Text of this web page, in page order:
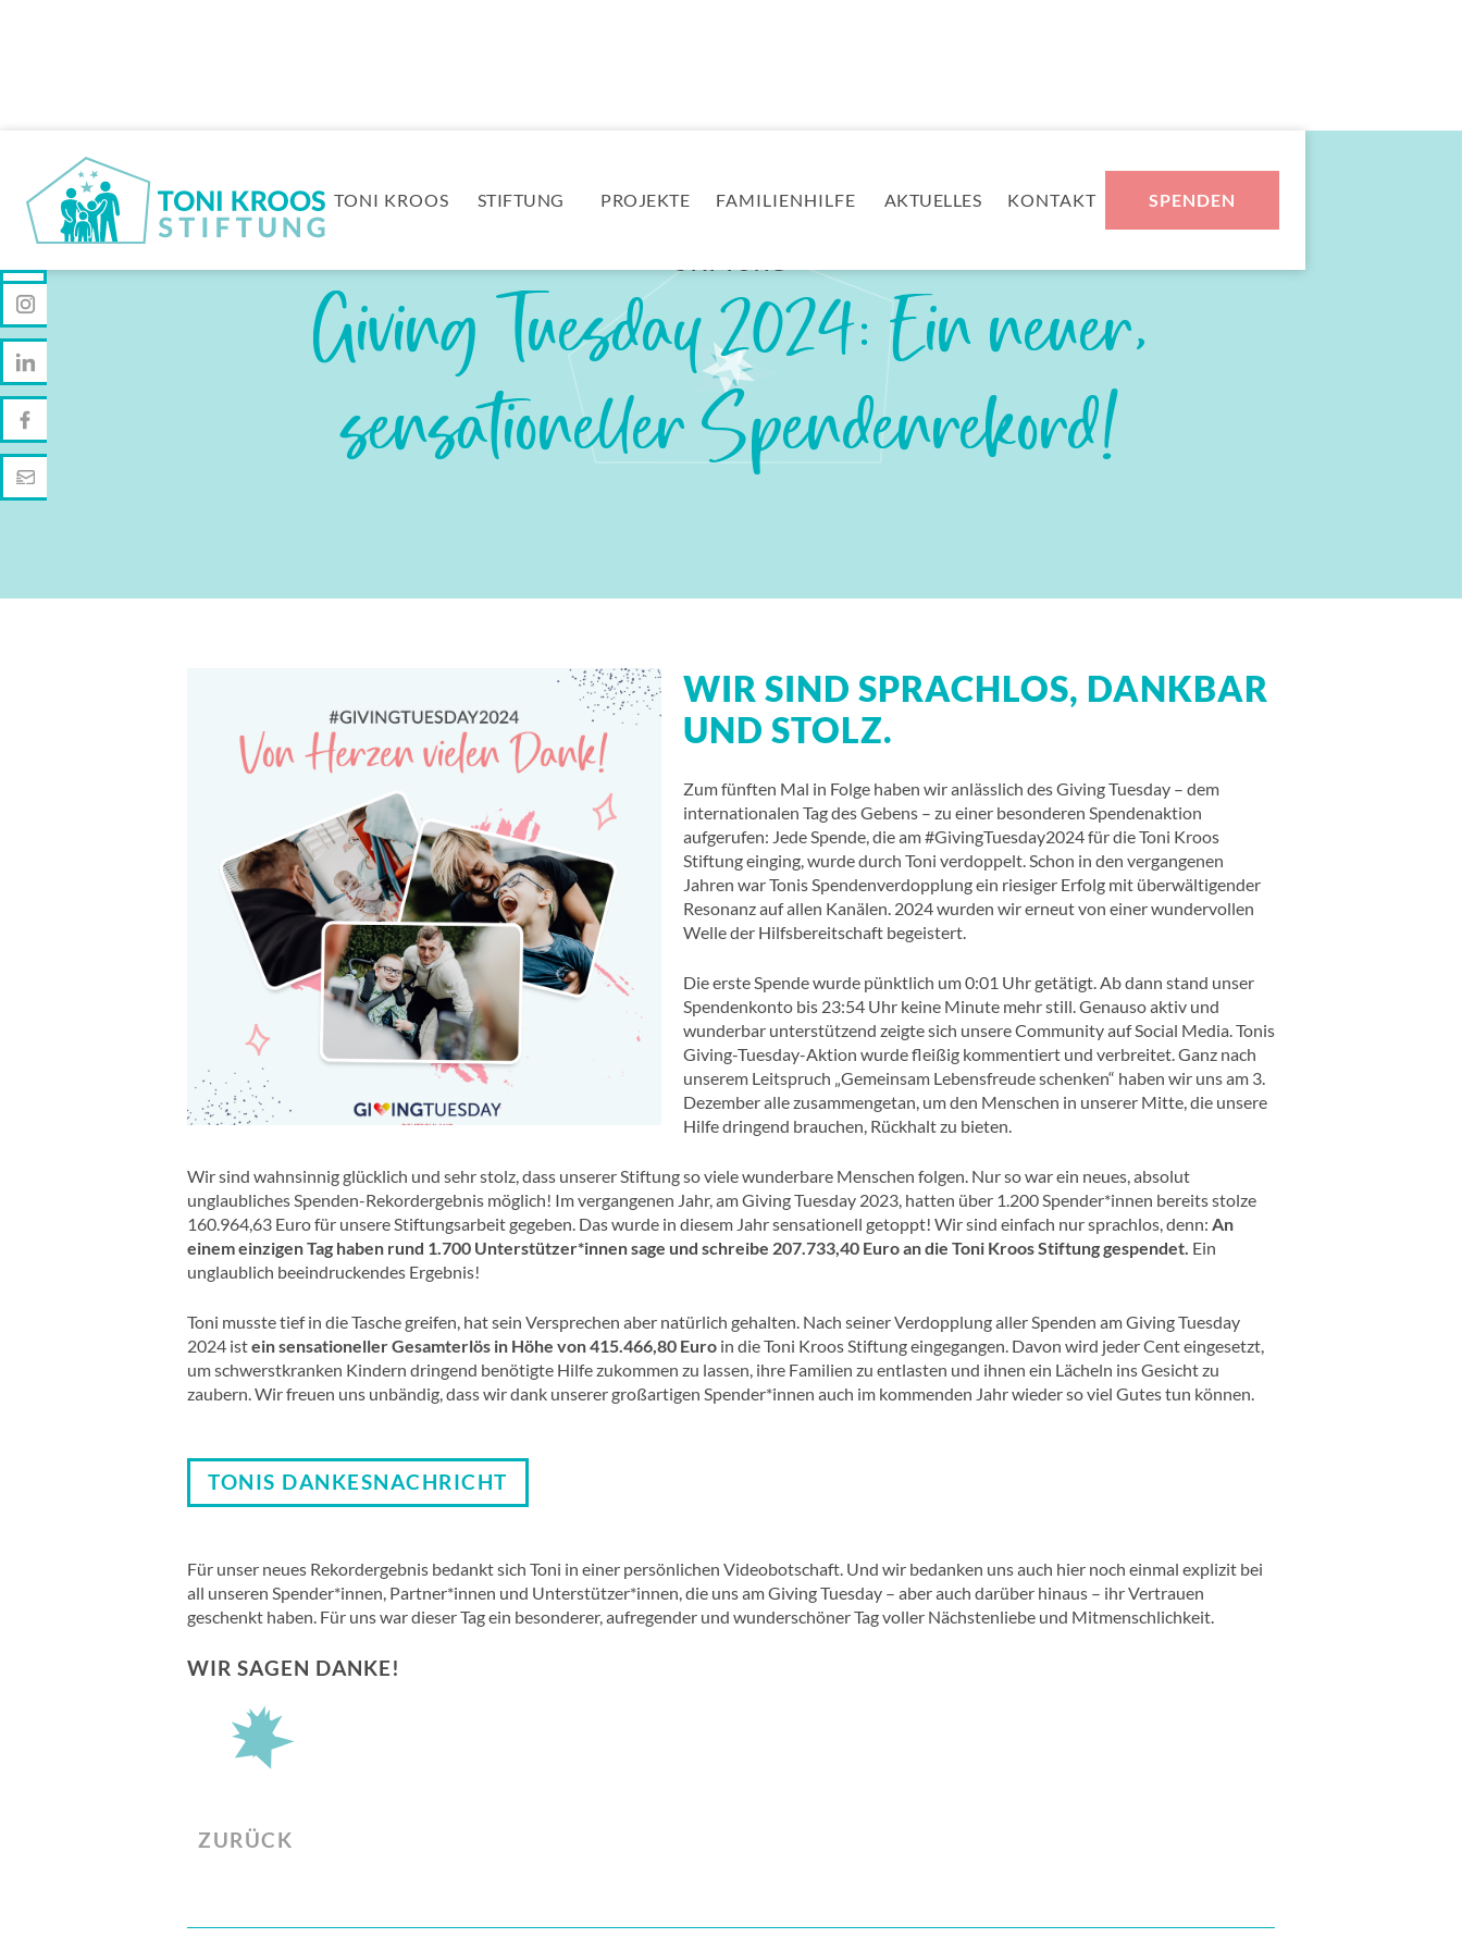
TONI KROOS STIFTUNG PROJEKTE FAMILIENHILFE AKTUELLES KONTAKT SPENDEN
Giving Tuesday 2024: Ein neuer,
sensationeller Spendenrekord!
WIR SIND SPRACHLOS, DANKBAR
UND STOLZ.
Zum fünften Mal in Folge haben wir anlässlich des Giving Tuesday – dem
internationalen Tag des Gebens – zu einer besonderen Spendenaktion
aufgerufen: Jede Spende, die am #GivingTuesday2024 für die Toni Kroos
Stiftung einging, wurde durch Toni verdoppelt. Schon in den vergangenen
Jahren war Tonis Spendenverdopplung ein riesiger Erfolg mit überwältigender
Resonanz auf allen Kanälen. 2024 wurden wir erneut von einer wundervollen
Welle der Hilfsbereitschaft begeistert.
Die erste Spende wurde pünktlich um 0:01 Uhr getätigt. Ab dann stand unser
Spendenkonto bis 23:54 Uhr keine Minute mehr still. Genauso aktiv und
wunderbar unterstützend zeigte sich unsere Community auf Social Media. Tonis
Giving-Tuesday-Aktion wurde fleißig kommentiert und verbreitet. Ganz nach
unserem Leitspruch „Gemeinsam Lebensfreude schenken“ haben wir uns am 3.
Dezember alle zusammengetan, um den Menschen in unserer Mitte, die unsere
Hilfe dringend brauchen, Rückhalt zu bieten.
Wir sind wahnsinnig glücklich und sehr stolz, dass unserer Stiftung so viele wunderbare Menschen folgen. Nur so war ein neues, absolut
unglaubliches Spenden-Rekordergebnis möglich! Im vergangenen Jahr, am Giving Tuesday 2023, hatten über 1.200 Spender*innen bereits stolze
160.964,63 Euro für unsere Stiftungsarbeit gegeben. Das wurde in diesem Jahr sensationell getoppt! Wir sind einfach nur sprachlos, denn: An
einem einzigen Tag haben rund 1.700 Unterstützer*innen sage und schreibe 207.733,40 Euro an die Toni Kroos Stiftung gespendet. Ein
unglaublich beeindruckendes Ergebnis!
Toni musste tief in die Tasche greifen, hat sein Versprechen aber natürlich gehalten. Nach seiner Verdopplung aller Spenden am Giving Tuesday
2024 istein sensationeller Gesamterlös in Höhe von 415.466,80 Euro in die Toni Kroos Stiftung eingegangen. Davon wird jeder Cent eingesetzt,
um schwerstkranken Kindern dringend benötigte Hilfe zukommen zu lassen, ihre Familien zu entlasten und ihnen ein Lächeln ins Gesicht zu
zaubern. Wir freuen uns unbändig, dass wir dank unserer großartigen Spender*innen auch im kommenden Jahr wieder so viel Gutes tun können.
TONIS DANKESNACHRICHT
Für unser neues Rekordergebnis bedankt sich Toni in einer persönlichen Videobotschaft. Und wir bedanken uns auch hier noch einmal explizit bei
all unseren Spender*innen, Partner*innen und Unterstützer*innen, die uns am Giving Tuesday – aber auch darüber hinaus – ihr Vertrauen
geschenkt haben. Für uns war dieser Tag ein besonderer, aufregender und wunderschöner Tag voller Nächstenliebe und Mitmenschlichkeit.
WIR SAGEN DANKE!
ZURÜCK